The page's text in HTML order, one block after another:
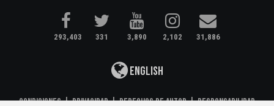
293,403 331 3,890 2,102 31,886
English
Condiciones|Privacidad|Derechos de Autor|Responsabilidad